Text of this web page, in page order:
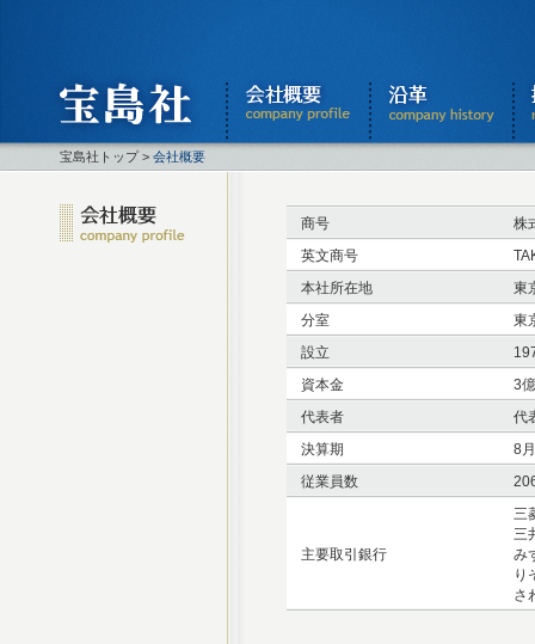
宝島社トップ> 会社概要
商号
株
英文商号
本社所在地
東
分室
東
設立
資本金
3
代表者
代
決算期
8
従業員数
主要取引銀行
三
三
み
り
さ